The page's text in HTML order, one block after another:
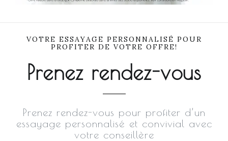
VOTRE ESSAYAGE PERSONNALISÉ POUR
PROFITER DE VOTRE OFFRE!
Prenez rendez-vous
Prenez rendez-vous pour profiter d’un
essayage personnalisé et convivial avec
votre conseillère